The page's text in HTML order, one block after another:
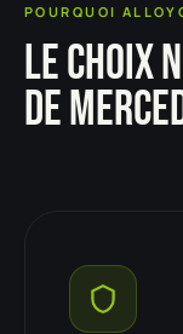
POURQUOI
LE CHOIX
DE